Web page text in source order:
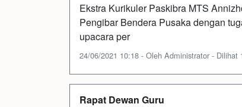
Ekstra Kurikuler Paskibra MTS
Pengibar Bendera Pusaka dengan
upacara per
24/06/2021 10:18 - Oleh Administrator - Dilihat
Rapat Dewan Guru